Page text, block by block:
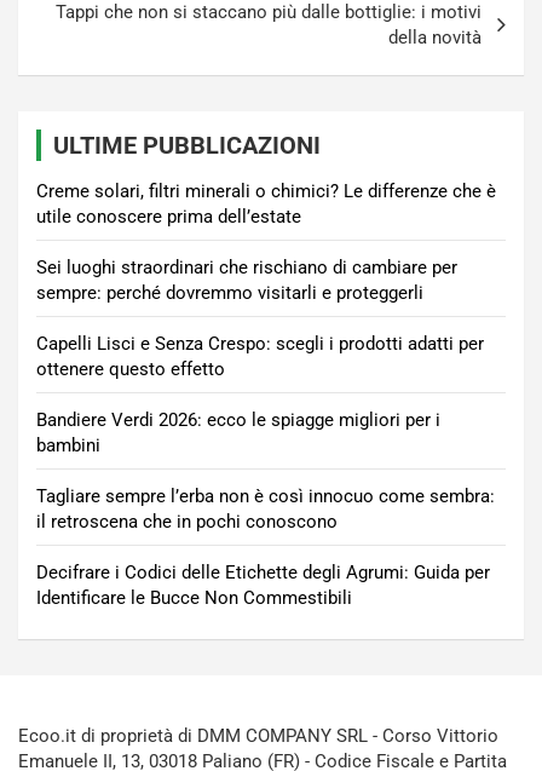
Tappi che non si staccano più dalle bottiglie: i motivi
della novità
ULTIME PUBBLICAZIONI
Creme solari, filtri minerali o chimici? Le differenze che è
utile conoscere prima dell’estate
Sei luoghi straordinari che rischiano di cambiare per
sempre: perché dovremmo visitarli e proteggerli
Capelli Lisci e Senza Crespo: scegli i prodotti adatti per
ottenere questo effetto
Bandiere Verdi 2026: ecco le spiagge migliori per i
bambini
Tagliare sempre l’erba non è così innocuo come sembra:
il retroscena che in pochi conoscono
Decifrare i Codici delle Etichette degli Agrumi: Guida per
Identificare le Bucce Non Commestibili
Ecoo.it di proprietà di DMM COMPANY SRL - Corso Vittorio
Emanuele II, 13, 03018 Paliano (FR) - Codice Fiscale e Partita